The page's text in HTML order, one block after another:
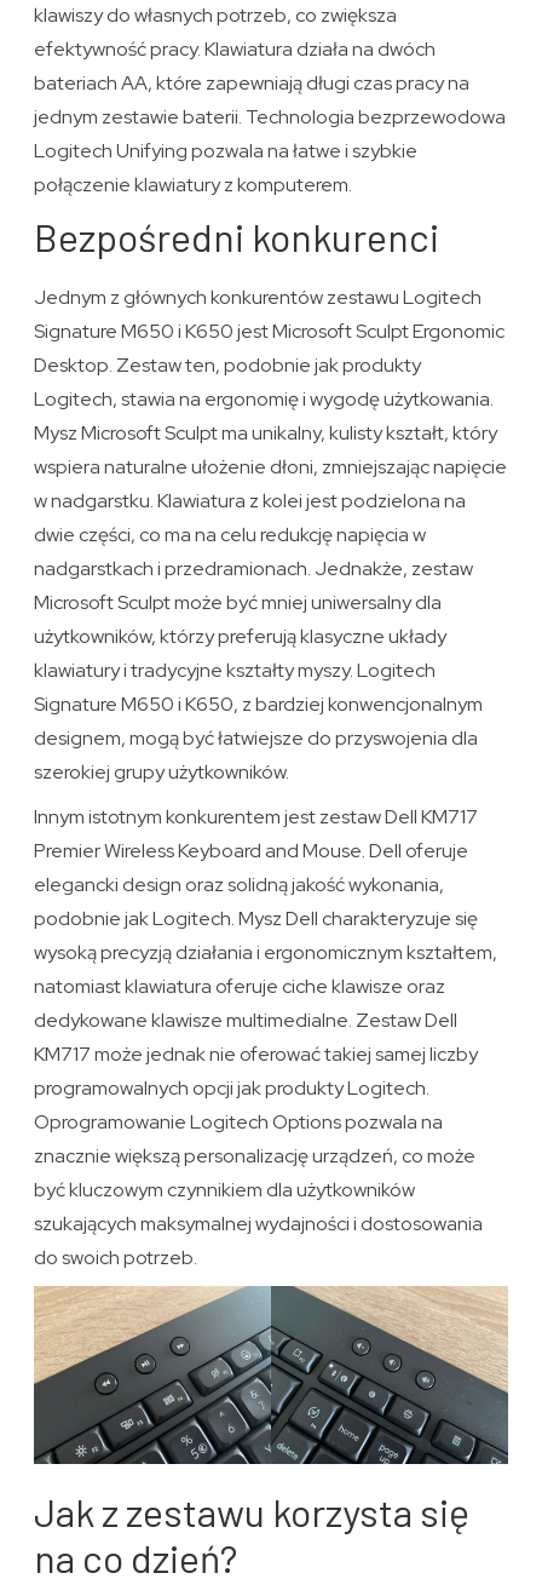
klawiszy do własnych potrzeb, co zwiększa
efektywność pracy. Klawiatura działa na dwóch
bateriach AA, które zapewniają długi czas pracy na
jednym zestawie baterii. Technologia bezprzewodowa
Logitech Unifying pozwala na łatwe i szybkie
połączenie klawiatury z komputerem.
Bezpośredni konkurenci
Jednym z głównych konkurentów zestawu Logitech
Signature M650 i K650 jest Microsoft Sculpt Ergonomic
Desktop. Zestaw ten, podobnie jak produkty
Logitech, stawia na ergonomię i wygodę użytkowania.
Mysz Microsoft Sculpt ma unikalny, kulisty kształt, który
wspiera naturalne ułożenie dłoni, zmniejszając napięcie
w nadgarstku. Klawiatura z kolei jest podzielona na
dwie części, co ma na celu redukcję napięcia w
nadgarstkach i przedramionach. Jednakże, zestaw
Microsoft Sculpt może być mniej uniwersalny dla
użytkowników, którzy preferują klasyczne układy
klawiatury i tradycyjne kształty myszy. Logitech
Signature M650 i K650, z bardziej konwencjonalnym
designem, mogą być łatwiejsze do przyswojenia dla
szerokiej grupy użytkowników.
Innym istotnym konkurentem jest zestaw Dell KM717
Premier Wireless Keyboard and Mouse. Dell oferuje
elegancki design oraz solidną jakość wykonania,
podobnie jak Logitech. Mysz Dell charakteryzuje się
wysoką precyzją działania i ergonomicznym kształtem,
natomiast klawiatura oferuje ciche klawisze oraz
dedykowane klawisze multimedialne. Zestaw Dell
KM717 może jednak nie oferować takiej samej liczby
programowalnych opcji jak produkty Logitech.
Oprogramowanie Logitech Options pozwala na
znacznie większą personalizację urządzeń, co może
być kluczowym czynnikiem dla użytkowników
szukających maksymalnej wydajności i dostosowania
do swoich potrzeb.
Jak z zestawu korzysta się
na co dzień?